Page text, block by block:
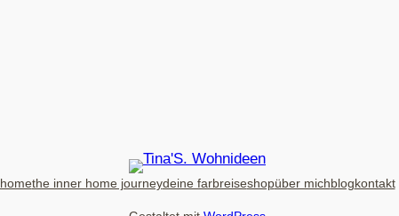
homethe inner home journeydeine farbreiseshopüber michblogkontakt